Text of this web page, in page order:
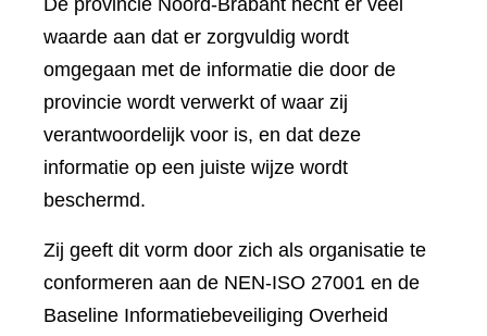
De provincie Noord-Brabant hecht er veel
waarde aan dat er zorgvuldig wordt
omgegaan met de informatie die door de
provincie wordt verwerkt of waar zij
verantwoordelijk voor is, en dat deze
informatie op een juiste wijze wordt
beschermd.
Zij geeft dit vorm door zich als organisatie te
conformeren aan de NEN-ISO 27001 en de
Baseline Informatiebeveiliging Overheid